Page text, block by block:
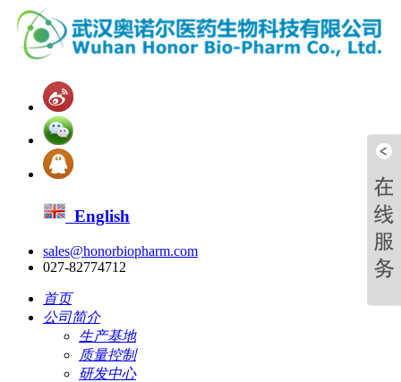
English
sales@honorbiopharm.com
027-82774712
首页
公司简介
生产基地
质量控制
研发中心